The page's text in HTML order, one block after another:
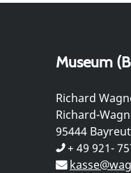
Museum
Richard
Richard-
95444
+ 49 921-